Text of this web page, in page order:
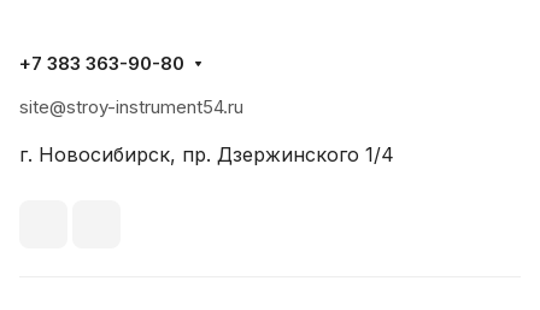
+7 383 363-90-80
site@stroy-instrument54.ru
г. Новосибирск, пр. Дзержинского 1/4